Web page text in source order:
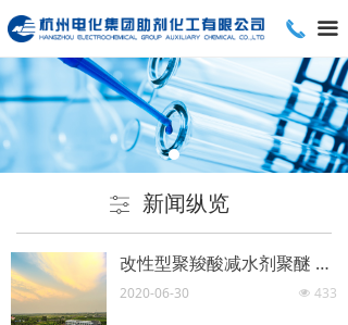
끀
끅
新闻纵览
ꀒ
改性型聚羧酸减水剂聚醚 TTPEG
넶 433
2020-06-30